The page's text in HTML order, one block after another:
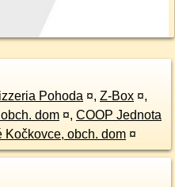
Pohoda ¤, Z-Box ¤,
dom ¤, COOP Jednota
Kočkovce, obch. dom ¤